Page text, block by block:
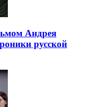
Андрея
русской